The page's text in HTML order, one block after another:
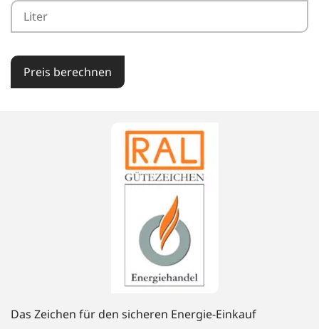
Preis berechnen
Das Zeichen für den sicheren Energie-Einkauf